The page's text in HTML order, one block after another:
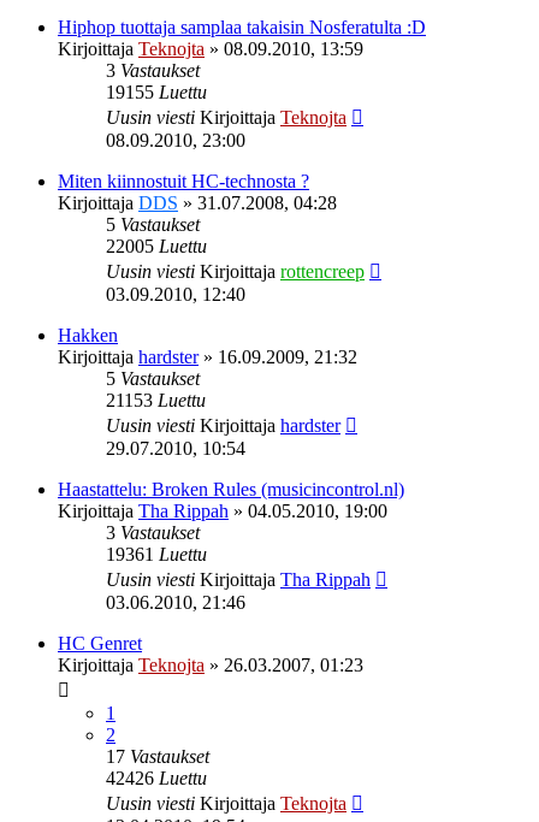
Hiphop tuottaja samplaa takaisin Nosferatulta :D
Kirjoittaja Teknojta » 08.09.2010, 13:59
3 Vastaukset
19155 Luettu
Uusin viesti Kirjoittaja Teknojta
08.09.2010, 23:00
Miten kiinnostuit HC-technosta ?
Kirjoittaja DDS » 31.07.2008, 04:28
5 Vastaukset
22005 Luettu
Uusin viesti Kirjoittaja rottencreep
03.09.2010, 12:40
Hakken
Kirjoittaja hardster» 16.09.2009, 21:32
5 Vastaukset
21153 Luettu
Uusin viesti Kirjoittaja hardster
29.07.2010, 10:54
Haastattelu: Broken Rules (musicincontrol.nl)
Kirjoittaja Tha Rippah » 04.05.2010, 19:00
3 Vastaukset
19361 Luettu
Uusin viesti Kirjoittaja Tha Rippah
03.06.2010, 21:46
HC Genret
Kirjoittaja Teknojta » 26.03.2007, 01:23
1
2
17 Vastaukset
42426 Luettu
Uusin viesti Kirjoittaja Teknojta